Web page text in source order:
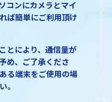
コンにカメラとマイ
ば簡単にご利用頂け
とにより、通信量が
め、ご了承くださ
る端末をご使用の場
。